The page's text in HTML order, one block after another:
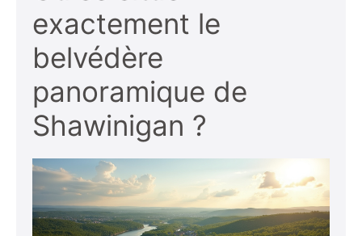
exactement le
belvédère
panoramique de
Shawinigan ?